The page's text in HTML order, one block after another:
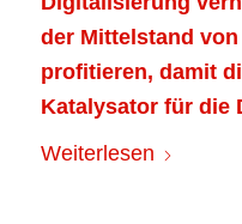
der Mittelstand
profitieren, damit
Katalysator für die
Weiterlesen